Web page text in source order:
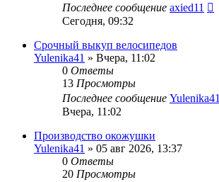
Последнее сообщение axied11
Сегодня, 09:32
Срочный выкуп велосипедов
Yulenika41 » Вчера, 11:02
0 Ответы
13 Просмотры
Последнее сообщение Yulenika41
Вчера, 11:02
Производство окожушки
Yulenika41 » 05 авг 2026, 13:37
0 Ответы
20 Просмотры